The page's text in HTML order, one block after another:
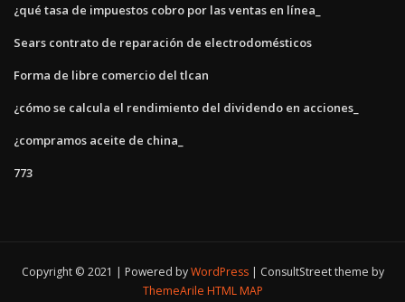
¿qué tasa de impuestos cobro por las ventas en línea_
Sears contrato de reparación de electrodomésticos
Forma de libre comercio del tlcan
¿cómo se calcula el rendimiento del dividendo en acciones_
¿compramos aceite de china_
773
Copyright © 2021 | Powered byWordPress
ConsultStreet theme by
ThemeArile HTML MAP